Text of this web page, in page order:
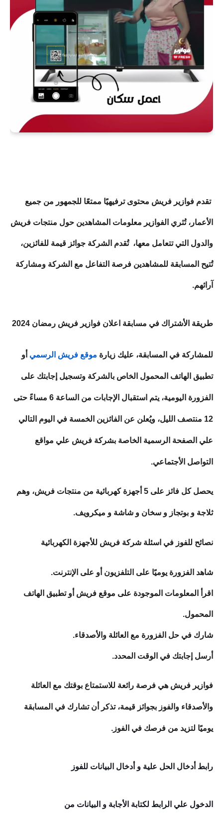
تقدم فوازير فريش محتوى ترفيهيًا ممتعًا للجمهور من جميع
الأعمار، تُثري الفوازير معلومات المشاهدين حول منتجات فريش
والدول التي تتعامل معها، تُقدم الشركة جوائز قيمة للفائزين،
تُتيح المسابقة للمشاهدين فرصة التفاعل مع الشركة ومشاركة
آرائهم.
طريقة الأشتراك في مسابقة اعلان فوازير فريش رمضان 2024
للمشاركة في المسابقة، عليك زيارة موقع فريش الرسمي أو
تطبيق الهاتف المحمول الخاص بالشركة وتسجيل إجابتك على
الفزورة اليومية، يتم استقبال الإجابات من الساعة 6 مساءً حتى
12 منتصف الليل، ويُعلن عن الفائزين الخمسة في اليوم التالي
علي الصفحة الرسمية الخاصة بشركة فريش علي مواقع
التواصل الأجتماعي.
يحصل كل فائز على 5 أجهزة كهربائية من منتجات فريش، وهم
ثلاجة و بوتجاز و سخان و شاشة و ميكرويف.
نصائح للفوز في اسئلة شركة فريش للأجهزة الكهربائية
شاهد الفزورة يوميًا على التلفزيون أو على الإنترنت.
اقرأ المعلومات الموجودة على موقع فريش أو تطبيق الهاتف
المحمول.
شارك في حل الفزورة مع العائلة والأصدقاء.
أرسل إجابتك في الوقت المحدد.
فوازير فريش هي فرصة رائعة للاستمتاع بوقتك مع العائلة
والأصدقاء والفوز بجوائز قيمة، تذكر أن تشارك في المسابقة
يوميًا لتزيد من فرصك في الفوز.
رابط أدخال الحل علية و أدخال البيانات للفوز
الدخول علي الرابط لكتابة الأجابة و البيانات من